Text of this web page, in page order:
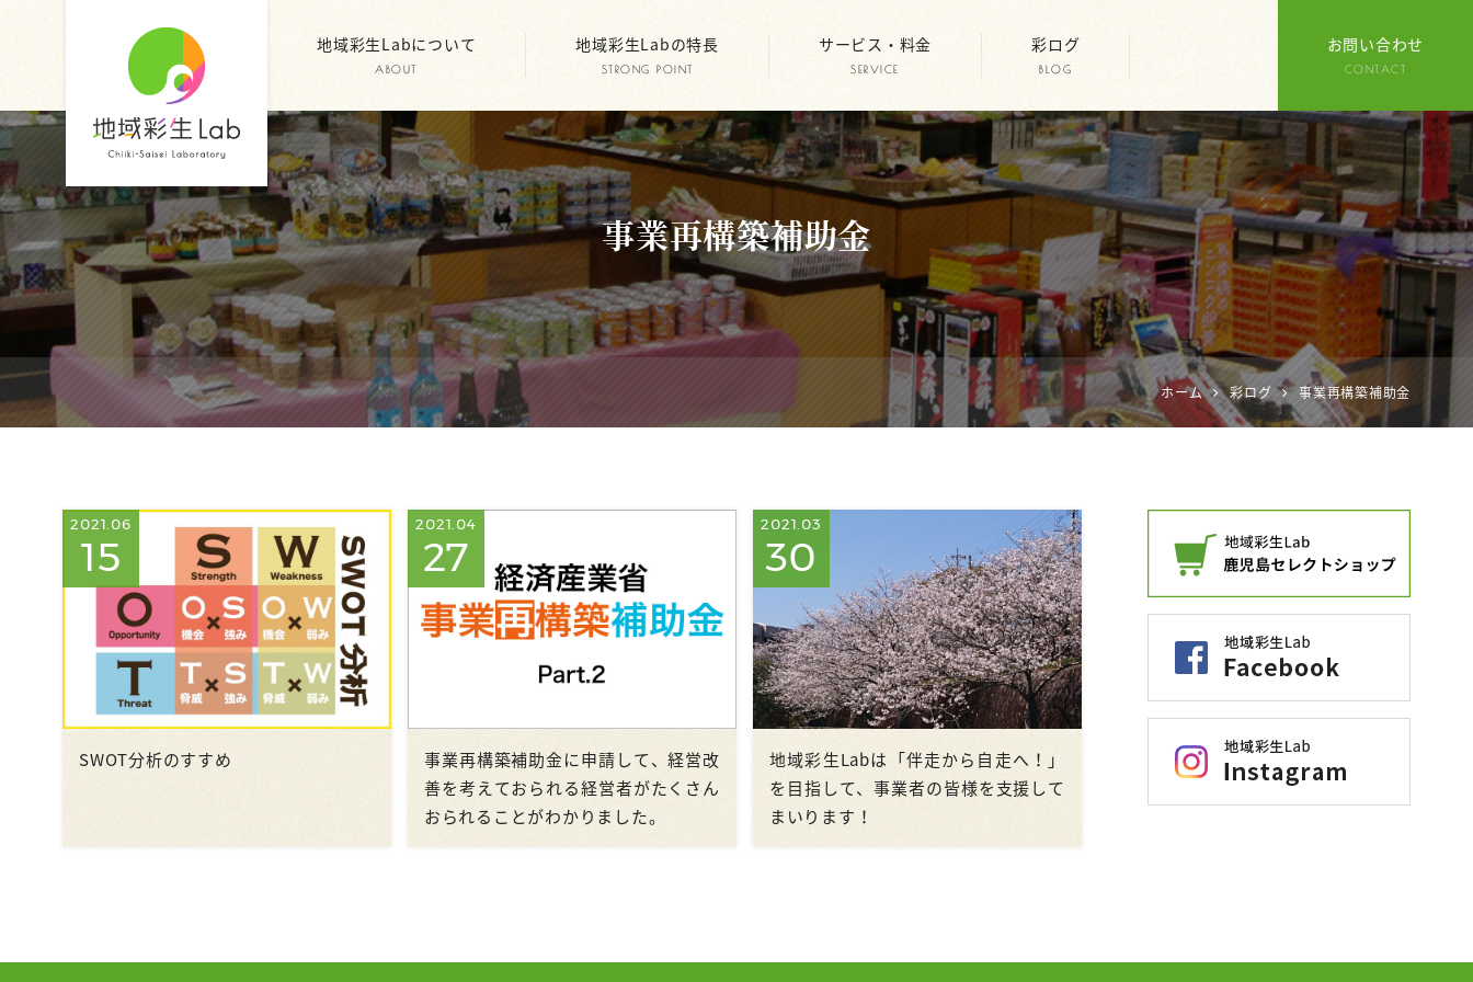
地域彩生
Lab
地域彩生Labについて
ABOUT
地域彩生Labの特長
STRONG POINT
サービス・料金
SERVICE
彩ログ
BLOG
お問い合わせ
CONTACT
事業再構築補助金
ホーム 彩ログ 事業再構築補助金
2021.06
15
SWOT分析のすすめ
2021.04
27
事業再構築補助金に申請して、経営改
善を考えておられる経営者がたくさん
おられることがわかりました。
2021.03
30
地域彩生Labは「伴走から自走へ！」
を目指して、事業者の皆様を支援して
まいります！